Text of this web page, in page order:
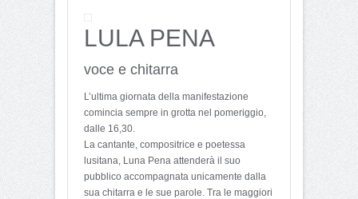
LULA PENA
voce e chitarra
L’ultima giornata della manifestazione
comincia sempre in grotta nel pomeriggio,
dalle 16,30.
La cantante, compositrice e poetessa
lusitana, Luna Pena attenderà il suo
pubblico accompagnata unicamente dalla
sua chitarra e le sue parole. Tra le maggiori